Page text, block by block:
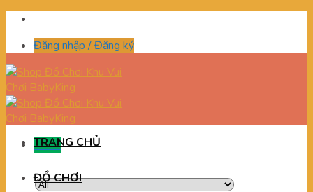
Skip
contentĐăng nhập / Đăng ký
Menu
TRANG CHỦ
ĐỒ CHƠI